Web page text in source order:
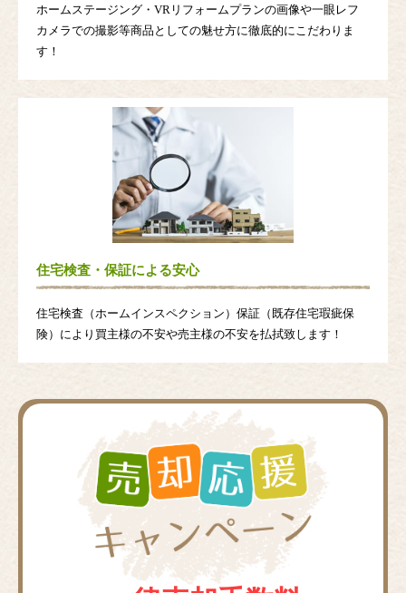
ホームステージング・VRリフォームプランの画像や一眼レフ
カメラでの撮影等商品としての魅せ方に徹底的にこだわりま
す！
住宅検査・保証による安心
住宅検査（ホームインスペクション）保証（既存住宅瑕疵保
険）により買主様の不安や売主様の不安を払拭致します！